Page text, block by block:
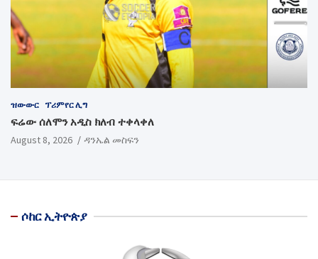
ዝውውር ፕሪምየር ሊግ
ፍሬው ሰለሞን አዲስ ክለብ ተቀላቀለ
August 8, 2026 ዳንኤል መስፍን
ሶከር ኢትዮጵያ